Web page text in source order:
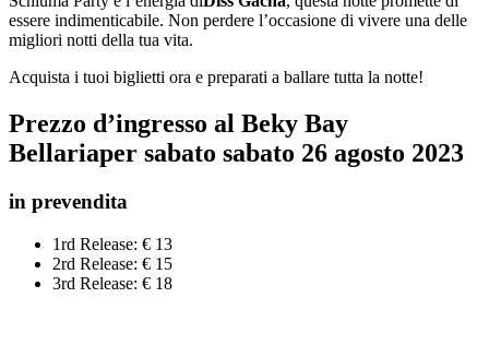
essere indimenticabile. Non perdere l’occasione di vivere una delle
migliori notti della tua vita.
Acquista i tuoi biglietti ora e preparati a ballare tutta la notte!
Prezzo d’ingresso al Beky Bay
Bellariaper sabato sabato 26 agosto 2023
in prevendita
1rd Release: € 13
2rd Release: € 15
3rd Release: € 18